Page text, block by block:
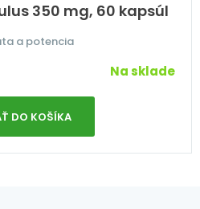
350 mg, 60 kapsúl
a potencia
Na sklade
DO KOŠÍKA